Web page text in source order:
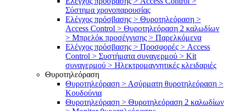
Σύστημα χρονοπαρουσίας
Ελέγχος πρόσβασης > Θυροτηλεόραση >
Access Control > Θυροτηλεόραση 2 καλωδίων
> Μπρελόκ προσέγγισης > Παρελκόμενα
Ελέγχος πρόσβασης > Προσφορές > Access
Control > Συστήματα συναγερμού > Kit
συναγερμού > Ηλεκτρομαγνητικές κλειδαριές
Θυροτηλεόραση
Θυροτηλεόραση > Ασύρματη θυροτηλεόραση >
Κουδούνια
Θυροτηλεόραση > Θυροτηλεόραση 2 καλωδίων